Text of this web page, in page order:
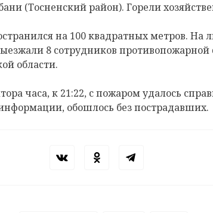
(Тосненский район). Горели
на 100 квадратных метров. На
8 сотрудников
области.
часа, к 21:22, с пожаром удалось
обошлось без пострадавших.